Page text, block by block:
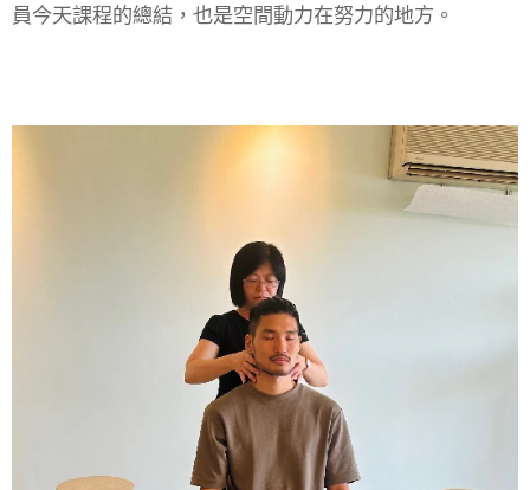
員今天課程的總結，也是空間動力在努力的地方。